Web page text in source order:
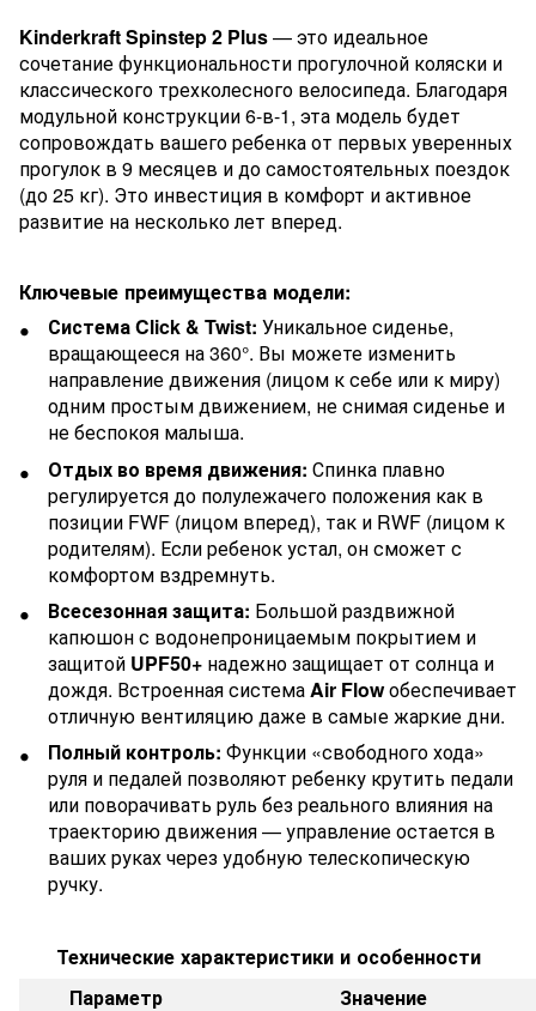
Kinderkraft Spinstep 2 Plus— это идеальное
сочетание функциональности прогулочной коляски и
классического трехколесного велосипеда. Благодаря
модульной конструкции 6-в-1, эта модель будет
сопровождать вашего ребенка от первых уверенных
прогулок в 9 месяцев и до самостоятельных поездок
(до 25 кг). Это инвестиция в комфорт и активное
развитие на несколько лет вперед.
Ключевые преимущества модели:
Система Click & Twist: Уникальное сиденье,
вращающееся на 360°. Вы можете изменить
направление движения (лицом к себе или к миру)
одним простым движением, не снимая сиденье и
не беспокоя малыша.
Отдых во время движения: Спинка плавно
регулируется до полулежачего положения как в
позиции FWF (лицом вперед), так и RWF (лицом к
родителям). Если ребенок устал, он сможет с
комфортом вздремнуть.
Всесезонная защита: Большой раздвижной
капюшон с водонепроницаемым покрытием и
защитой UPF50+ надежно защищает от солнца и
дождя. Встроенная системаAir Flowобеспечивает
отличную вентиляцию даже в самые жаркие дни.
Полный контроль: Функции «свободного хода»
руля и педалей позволяют ребенку крутить педали
или поворачивать руль без реального влияния на
траекторию движения — управление остается в
ваших руках через удобную телескопическую
ручку.
Технические характеристики и особенности
Параметр
Значение